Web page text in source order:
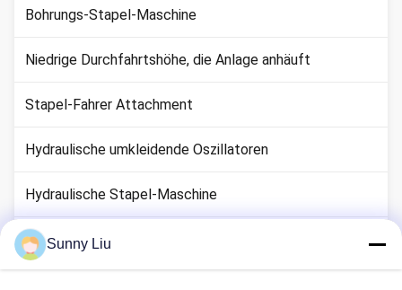
Bohrungs-Stapel-Maschine
Niedrige Durchfahrtshöhe, die Anlage anhäuft
Stapel-Fahrer Attachment
Hydraulische umkleidende Oszillatoren
Hydraulische Stapel-Maschine
Pfahlgründungs-Maschine
Sunny Liu